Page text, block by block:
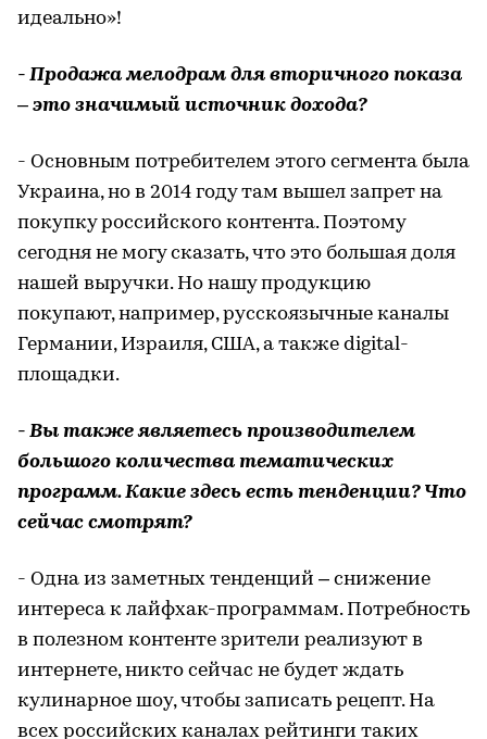
идеально»!
- Продажа мелодрам для вторичного показа
– это значимый источник дохода?
- Основным потребителем этого сегмента была
Украина, но в 2014 году там вышел запрет на
покупку российского контента. Поэтому
сегодня не могу сказать, что это большая доля
нашей выручки. Но нашу продукцию
покупают, например, русскоязычные каналы
Германии, Израиля, США, а также digital-
площадки.
- Вы также являетесь производителем
большого количества тематических
программ. Какие здесь есть тенденции? Что
сейчас смотрят?
- Одна из заметных тенденций – снижение
интереса к лайфхак-программам. Потребность
в полезном контенте зрители реализуют в
интернете, никто сейчас не будет ждать
кулинарное шоу, чтобы записать рецепт. На
всех российских каналах рейтинги таких